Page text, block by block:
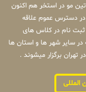
مو در استخر هم اکنون
دسترس عموم علاقه
ثبت نام در کلاس های
در سایر شهر ها و استان ها
المللی